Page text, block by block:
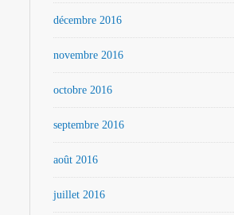
décembre 2016
novembre 2016
octobre 2016
septembre 2016
août 2016
juillet 2016